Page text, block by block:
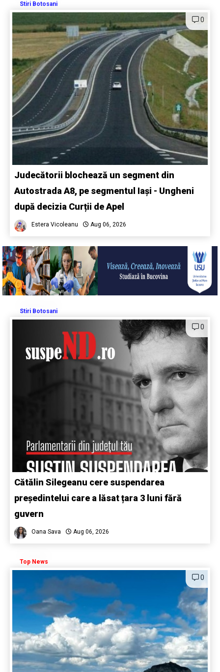
Stiri Botosani
0
Judecătorii blochează un segment din
Autostrada A8, pe segmentul Iași - Ungheni
după decizia Curții de Apel
Estera Vicoleanu Aug 06, 2026
Stiri Botosani
0
Cătălin Silegeanu cere suspendarea
președintelui care a lăsat țara 3 luni fără
guvern
Oana Sava Aug 06, 2026
Top News
0